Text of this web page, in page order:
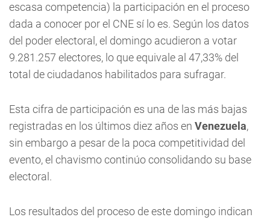
escasa competencia) la participación en el proceso
dada a conocer por el CNE sí lo es. Según los datos
del poder electoral, el domingo acudieron a votar
9.281.257 electores, lo que equivale al 47,33% del
total de ciudadanos habilitados para sufragar.
Esta cifra de participación es una de las más bajas
registradas en los últimos diez años en Venezuela,
sin embargo a pesar de la poca competitividad del
evento, el chavismo continúo consolidando su base
electoral.
Los resultados del proceso de este domingo indican